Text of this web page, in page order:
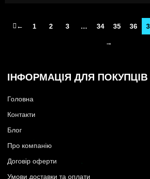
← 1 2 3 … 34 35 36
→
ІНФОРМАЦІЯ ДЛЯ ПОКУПЦІВ
Головна
Контакти
Блог
Про компанію
Договір оферти
Умови доставки та оплати